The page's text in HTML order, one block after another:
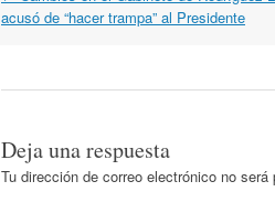
por
acusó de “hacer trampa” al Presidente
Deja una respuesta
Tu dirección de correo electrónico no será